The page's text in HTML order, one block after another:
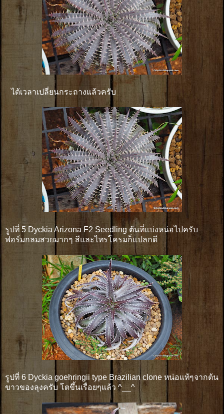
ได้เวลาเปลี่ยนกระถางแล้วครับ
รูปที่ 5 Dyckia Arizona F2 Seedling ต้นที่แบ่งหน่อไปครับ
ฟอร์มกลมสวยมากๆ สีและไทรโครมก็แปลกดี
รูปที่ 6 Dyckia goehringii type Brazilian clone หน่อแท้ๆจากต้น
ขาวของลุงครับ โตขึ้นเรื่อยๆแล้ว ^__^